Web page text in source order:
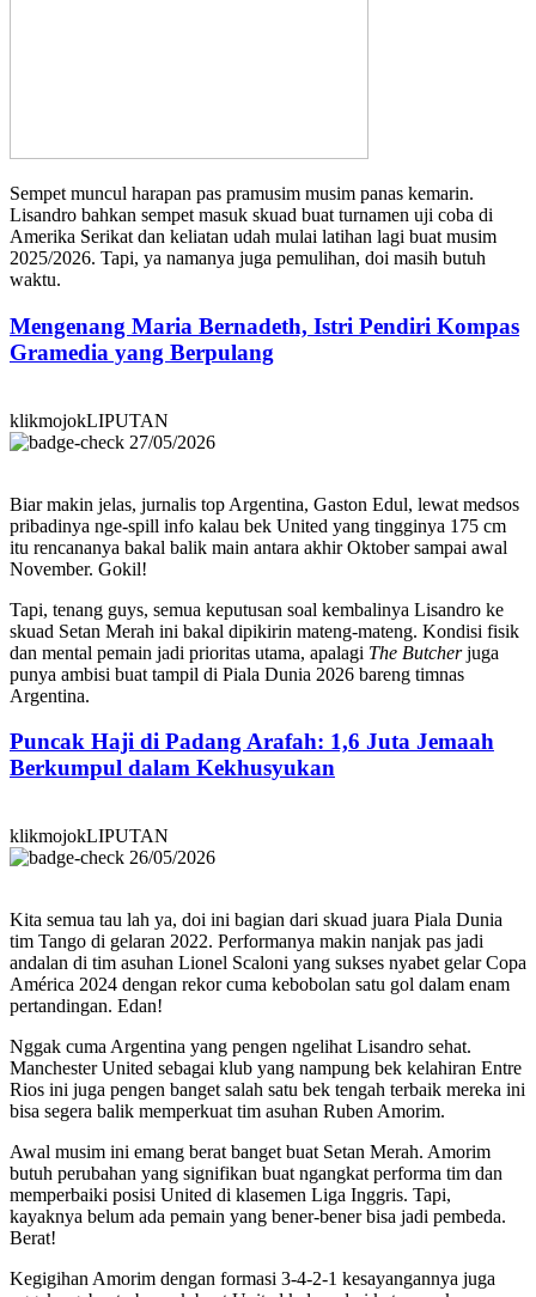
Sempet muncul harapan pas pramusim musim panas kemarin.
Lisandro bahkan sempet masuk skuad buat turnamen uji coba di
Amerika Serikat dan keliatan udah mulai latihan lagi buat musim
2025/2026. Tapi, ya namanya juga pemulihan, doi masih butuh
waktu.
Mengenang Maria Bernadeth, Istri Pendiri Kompas
Gramedia yang Berpulang
klikmojokLIPUTAN
27/05/2026
Biar makin jelas, jurnalis top Argentina, Gaston Edul, lewat medsos
pribadinya nge-spill info kalau bek United yang tingginya 175 cm
itu rencananya bakal balik main antara akhir Oktober sampai awal
November. Gokil!
Tapi, tenang guys, semua keputusan soal kembalinya Lisandro ke
skuad Setan Merah ini bakal dipikirin mateng-mateng. Kondisi fisik
dan mental pemain jadi prioritas utama, apalagi The Butcherjuga
punya ambisi buat tampil di Piala Dunia 2026 bareng timnas
Argentina.
Puncak Haji di Padang Arafah: 1,6 Juta Jemaah
Berkumpul dalam Kekhusyukan
klikmojokLIPUTAN
26/05/2026
Kita semua tau lah ya, doi ini bagian dari skuad juara Piala Dunia
tim Tango di gelaran 2022. Performanya makin nanjak pas jadi
andalan di tim asuhan Lionel Scaloni yang sukses nyabet gelar Copa
América 2024 dengan rekor cuma kebobolan satu gol dalam enam
pertandingan. Edan!
Nggak cuma Argentina yang pengen ngelihat Lisandro sehat.
Manchester United sebagai klub yang nampung bek kelahiran Entre
Rios ini juga pengen banget salah satu bek tengah terbaik mereka ini
bisa segera balik memperkuat tim asuhan Ruben Amorim.
Awal musim ini emang berat banget buat Setan Merah. Amorim
butuh perubahan yang signifikan buat ngangkat performa tim dan
memperbaiki posisi United di klasemen Liga Inggris. Tapi,
kayaknya belum ada pemain yang bener-bener bisa jadi pembeda.
Berat!
Kegigihan Amorim dengan formasi 3-4-2-1 kesayangannya juga